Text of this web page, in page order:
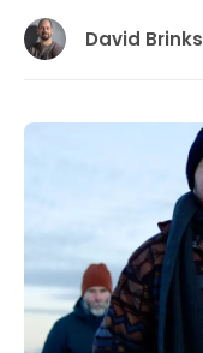
David Brinks